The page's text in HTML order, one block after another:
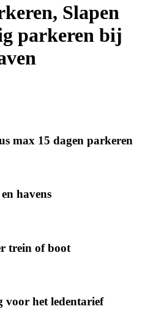
Slapen
parkeren bij
max 15 dagen parkeren
havens
trein of boot
het ledentarief